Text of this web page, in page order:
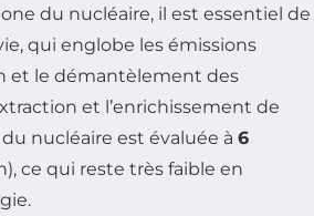
du nucléaire, il est essentiel de
qui englobe les émissions
et le démantèlement des
et l’enrichissement de
nucléaire est évaluée à 6
ce qui reste très faible en